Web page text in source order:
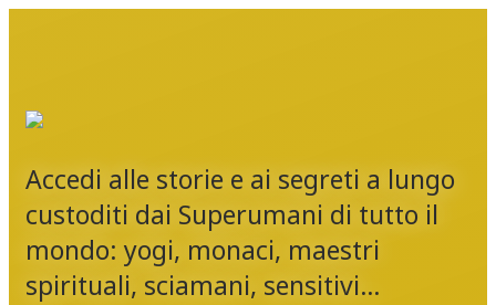
Accedi alle storie e ai segreti a lungo
custoditi dai Superumani di tutto il
mondo: yogi, monaci, maestri
spirituali, sciamani, sensitivi…